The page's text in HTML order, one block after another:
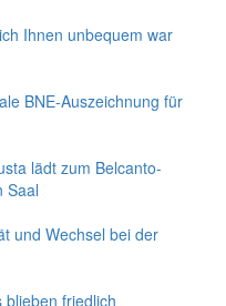
Ihnen unbequem war
BNE-Auszeichnung für
lädt zum Belcanto-
Saal
und Wechsel bei der
friedlich